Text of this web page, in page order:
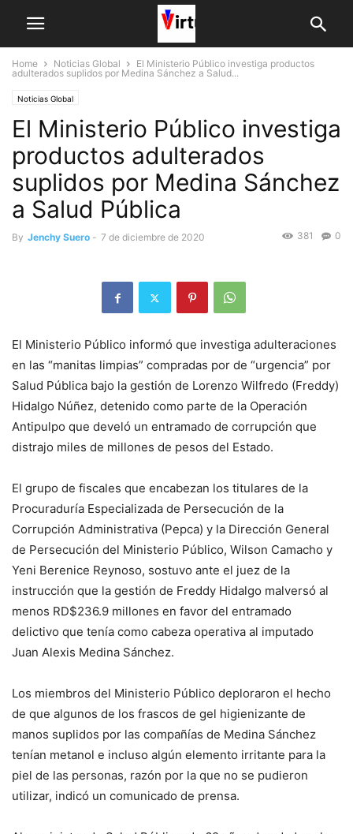
Home Noticias Global
El Ministerio Público investiga productos
adulterados suplidos por Medina Sánchez a Salud...
Noticias Global
El Ministerio Público investiga
productos adulterados
suplidos por Medina Sánchez
a Salud Pública
By Jenchy Suero - 7 de diciembre de 2020 0
381
El Ministerio Público informó que investiga adulteraciones
en las “manitas limpias” compradas por de “urgencia” por
Salud Pública bajo la gestión de Lorenzo Wilfredo (Freddy)
Hidalgo Núñez, detenido como parte de la Operación
Antipulpo que develó un entramado de corrupción que
distrajo miles de millones de pesos del Estado.
El grupo de fiscales que encabezan los titulares de la
Procuraduría Especializada de Persecución de la
Corrupción Administrativa (Pepca) y la Dirección General
de Persecución del Ministerio Público, Wilson Camacho y
Yeni Berenice Reynoso, sostuvo ante el juez de la
instrucción que la gestión de Freddy Hidalgo malversó al
menos RD$236.9 millones en favor del entramado
delictivo que tenía como cabeza operativa al imputado
Juan Alexis Medina Sánchez.
Los miembros del Ministerio Público deploraron el hecho
de que algunos de los frascos de gel higienizante de
manos suplidos por las compañías de Medina Sánchez
tenían metanol e incluso algún elemento irritante para la
piel de las personas, razón por la que no se pudieron
utilizar, indicó un comunicado de prensa.